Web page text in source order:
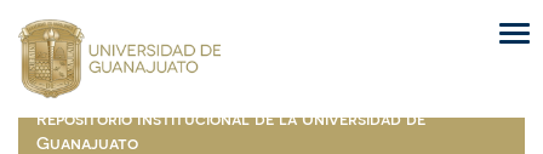
navigation
Repositorio Institucional de la Universidad de
Guanajuato